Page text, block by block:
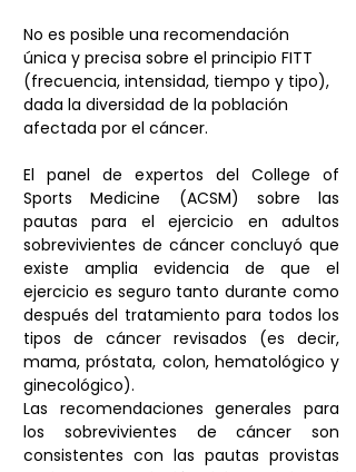
No es posible una recomendación
única y precisa sobre el principio FITT
(frecuencia, intensidad, tiempo y tipo),
dada la diversidad de la población
afectada por el cáncer.
El panel de expertos del College of
Sports Medicine (ACSM) sobre las
pautas para el ejercicio en adultos
sobrevivientes de cáncer concluyó que
existe amplia evidencia de que el
ejercicio es seguro tanto durante como
después del tratamiento para todos los
tipos de cáncer revisados ​​(es decir,
mama, próstata, colon, hematológico y
ginecológico).
Las recomendaciones generales para
los sobrevivientes de cáncer son
consistentes con las pautas provistas